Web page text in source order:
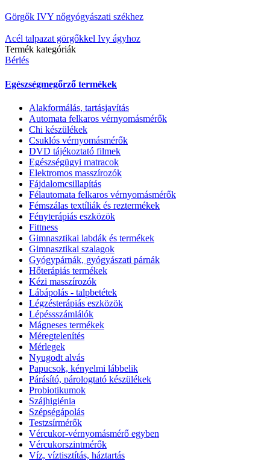
Görgők IVY nőgyógyászati székhez
Acél talpazat görgőkkel Ivy ágyhoz
Termék kategóriák
Bérlés
Egészségmegőrző termékek
Alakformálás, tartásjavítás
Automata felkaros vérnyomásmérők
Chi készülékek
Csuklós vérnyomásmérők
DVD tájékoztató filmek
Egészségügyi matracok
Elektromos masszírozók
Fájdalomcsillapítás
Félautomata felkaros vérnyomásmérők
Fémszálas textíliák és reztermékek
Fényterápiás eszközök
Fittness
Gimnasztikai labdák és termékek
Gimnasztikai szalagok
Gyógypárnák, gyógyászati párnák
Hőterápiás termékek
Kézi masszírozók
Lábápolás - talpbetétek
Légzésterápiás eszközök
Lépéssszámlálók
Mágneses termékek
Méregtelenítés
Mérlegek
Nyugodt alvás
Papucsok, kényelmi lábbelik
Párásító, párologtató készülékek
Probiotikumok
Szájhigiénia
Szépségápolás
Testzsírmérők
Vércukor-vérnyomásmérő egyben
Vércukorszintmérők
Víz, víztisztítás, háztartás